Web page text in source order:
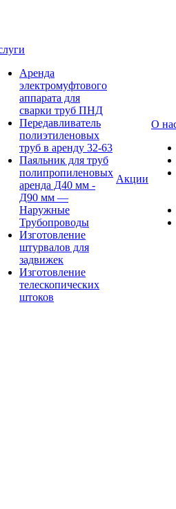
Аренда
электромуфтового
аппарата для
сварки труб ПНД
Передавливатель
полиэтиленовых
труб в аренду 32-63
Паяльник для труб
полипропиленовых
аренда Д40 мм -
Д90 мм —
Наружные
Трубопроводы
Изготовление
штурвалов для
задвижек
Изготовление
телескопических
штоков
Акции
О